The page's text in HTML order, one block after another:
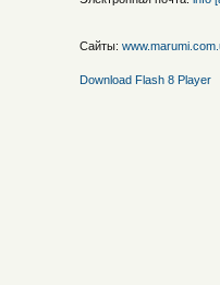
Сайты:
Download Flash 8 Player